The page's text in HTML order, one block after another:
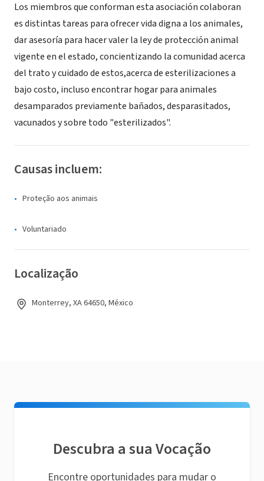
Los miembros que conforman esta asociación colaboran
es distintas tareas para ofrecer vida digna a los animales,
dar asesoría para hacer valer la ley de protección animal
vigente en el estado, concientizando la comunidad acerca
del trato y cuidado de estos,acerca de esterilizaciones a
bajo costo, incluso encontrar hogar para animales
desamparados previamente bañados, desparasitados,
vacunados y sobre todo "esterilizados".
Causas incluem:
Proteção aos animais
Voluntariado
Localização
Monterrey, XA 64650, México
Descubra a sua Vocação
Encontre oportunidades para mudar o